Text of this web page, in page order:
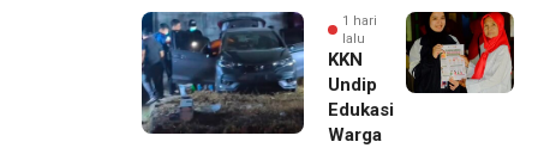
1 hari
lalu
KKN
Undip
Edukasi
Warga